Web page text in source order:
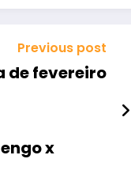
Previous post
de fevereiro
x